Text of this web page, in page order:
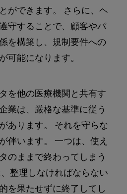
ができます。 さらに、ヘ
守することで、顧客やパ
を構築し、規制要件への
可能になります。
を他の医療機関と共有す
業は、厳格な基準に従う
あります。 それを守らな
伴います。 一つは、使え
のままで終わってしまう
整理しなければならない
を果たせずに終了してし